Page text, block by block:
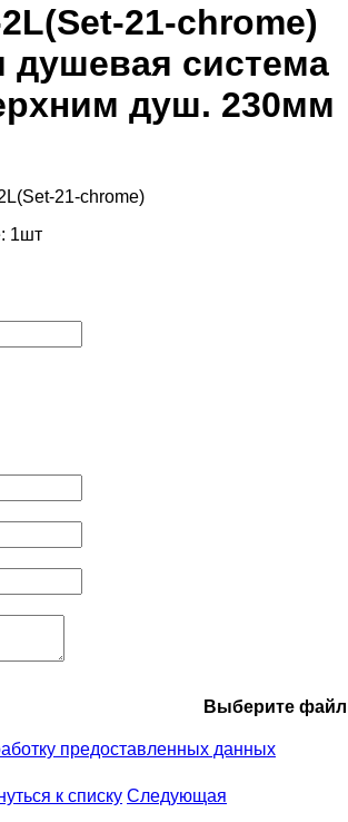
21-chrome)
душевая система
душ. 230мм
21-chrome)
1шт
Выберите файл
предоставленных данных
к списку Следующая